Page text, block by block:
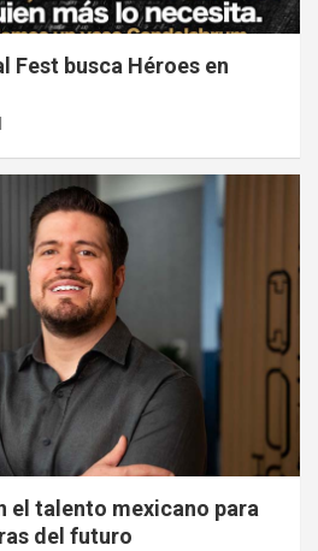
Fest busca Héroes en
el talento mexicano para
del futuro